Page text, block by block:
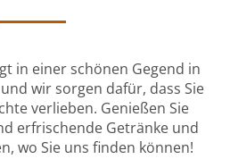
in einer schönen Gegend in
wir sorgen dafür, dass Sie
verlieben. Genießen Sie
erfrischende Getränke und
wo Sie uns finden können!